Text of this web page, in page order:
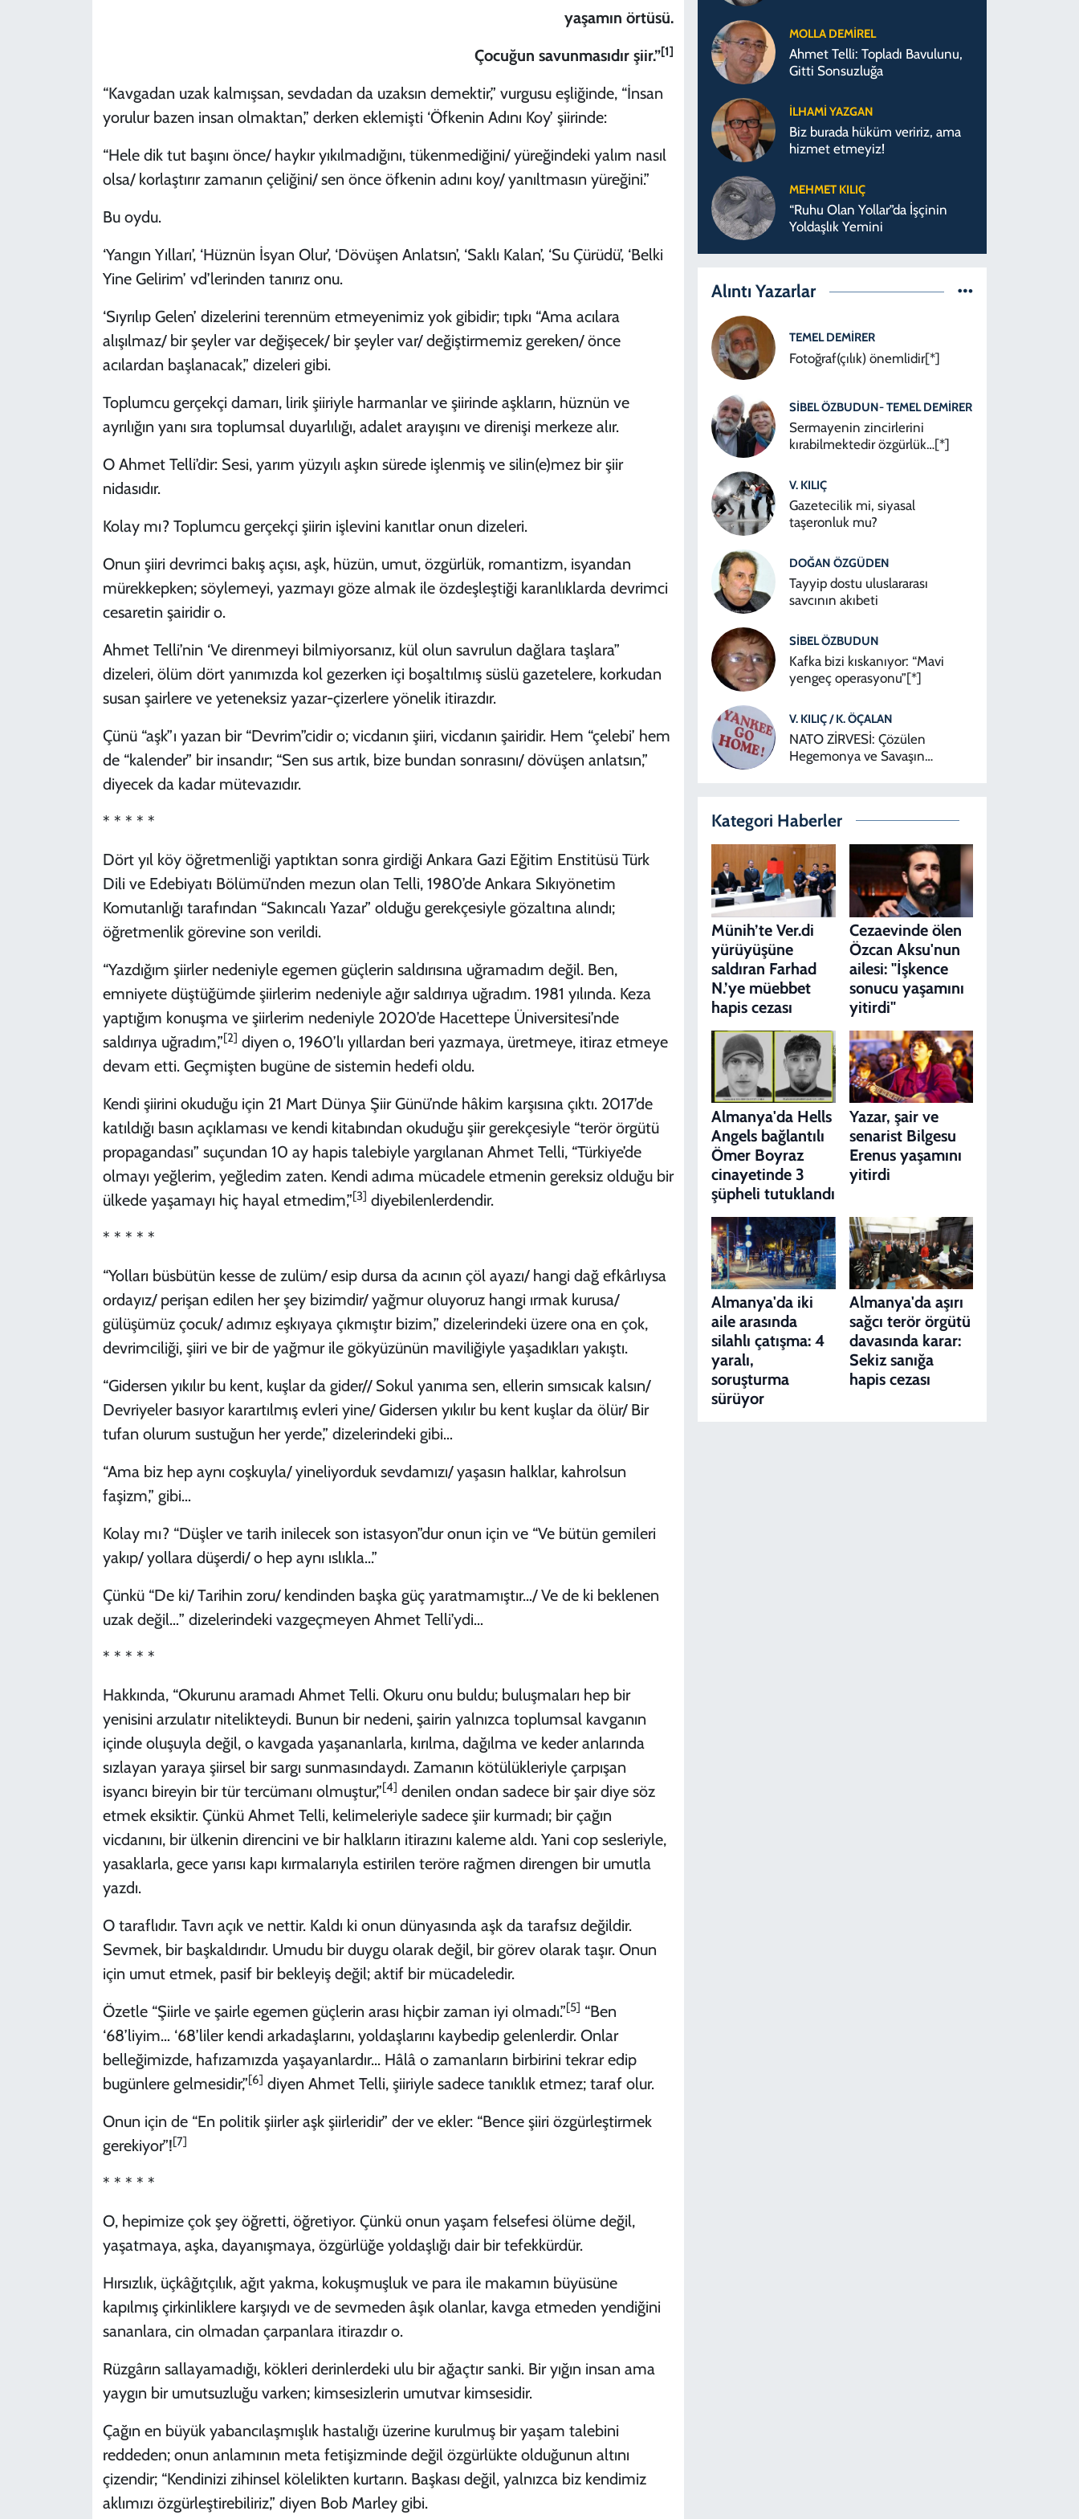
yaşamın örtüsü.
Çocuğun savunmasıdır şiir.”[1]
“Kavgadan uzak kalmışsan, sevdadan da uzaksın demektir,” vurgusu eşliğinde, “İnsan
yorulur bazen insan olmaktan,” derken eklemişti ‘Öfkenin Adını Koy’ şiirinde:
“Hele dik tut başını önce/ haykır yıkılmadığını, tükenmediğini/ yüreğindeki yalım nasıl
olsa/ korlaştırır zamanın çeliğini/ sen önce öfkenin adını koy/ yanıltmasın yüreğini.”
Bu oydu.
‘Yangın Yılları’, ‘Hüznün İsyan Olur’, ‘Dövüşen Anlatsın’, ‘Saklı Kalan’, ‘Su Çürüdü’, ‘Belki
Yine Gelirim’ vd’lerinden tanırız onu.
‘Sıyrılıp Gelen’ dizelerini terennüm etmeyenimiz yok gibidir; tıpkı “Ama acılara
alışılmaz/ bir şeyler var değişecek/ bir şeyler var/ değiştirmemiz gereken/ önce
acılardan başlanacak,” dizeleri gibi.
Toplumcu gerçekçi damarı, lirik şiiriyle harmanlar ve şiirinde aşkların, hüznün ve
ayrılığın yanı sıra toplumsal duyarlılığı, adalet arayışını ve direnişi merkeze alır.
O Ahmet Telli’dir: Sesi, yarım yüzyılı aşkın sürede işlenmiş ve silin(e)mez bir şiir
nidasıdır.
Kolay mı? Toplumcu gerçekçi şiirin işlevini kanıtlar onun dizeleri.
Onun şiiri devrimci bakış açısı, aşk, hüzün, umut, özgürlük, romantizm, isyandan
mürekkepken; söylemeyi, yazmayı göze almak ile özdeşleştiği karanlıklarda devrimci
cesaretin şairidir o.
Ahmet Telli’nin ‘Ve direnmeyi bilmiyorsanız, kül olun savrulun dağlara taşlara”
dizeleri, ölüm dört yanımızda kol gezerken içi boşaltılmış süslü gazetelere, korkudan
susan şairlere ve yeteneksiz yazar-çizerlere yönelik itirazdır.
Çünü “aşk”ı yazan bir “Devrim”cidir o; vicdanın şiiri, vicdanın şairidir. Hem “çelebi’ hem
de “kalender” bir insandır; “Sen sus artık, bize bundan sonrasını/ dövüşen anlatsın,”
diyecek da kadar mütevazıdır.
* * * * *
Dört yıl köy öğretmenliği yaptıktan sonra girdiği Ankara Gazi Eğitim Enstitüsü Türk
Dili ve Edebiyatı Bölümü’nden mezun olan Telli, 1980’de Ankara Sıkıyönetim
Komutanlığı tarafından “Sakıncalı Yazar” olduğu gerekçesiyle gözaltına alındı;
öğretmenlik görevine son verildi.
“Yazdığım şiirler nedeniyle egemen güçlerin saldırısına uğramadım değil. Ben,
emniyete düştüğümde şiirlerim nedeniyle ağır saldırıya uğradım. 1981 yılında. Keza
yaptığım konuşma ve şiirlerim nedeniyle 2020’de Hacettepe Üniversitesi’nde
saldırıya uğradım,”[2] diyen o, 1960’lı yıllardan beri yazmaya, üretmeye, itiraz etmeye
devam etti. Geçmişten bugüne de sistemin hedefi oldu.
Kendi şiirini okuduğu için 21 Mart Dünya Şiir Günü’nde hâkim karşısına çıktı. 2017’de
katıldığı basın açıklaması ve kendi kitabından okuduğu şiir gerekçesiyle “terör örgütü
propagandası” suçundan 10 ay hapis talebiyle yargılanan Ahmet Telli, “Türkiye’de
olmayı yeğlerim, yeğledim zaten. Kendi adıma mücadele etmenin gereksiz olduğu bir
ülkede yaşamayı hiç hayal etmedim,”[3] diyebilenlerdendir.
* * * * *
“Yolları büsbütün kesse de zulüm/ esip dursa da acının çöl ayazı/ hangi dağ efkârlıysa
ordayız/ perişan edilen her şey bizimdir/ yağmur oluyoruz hangi ırmak kurusa/
gülüşümüz çocuk/ adımız eşkıyaya çıkmıştır bizim,” dizelerindeki üzere ona en çok,
devrimciliği, şiiri ve bir de yağmur ile gökyüzünün maviliğiyle yaşadıkları yakıştı.
“Gidersen yıkılır bu kent, kuşlar da gider// Sokul yanıma sen, ellerin sımsıcak kalsın/
Devriyeler basıyor karartılmış evleri yine/ Gidersen yıkılır bu kent kuşlar da ölür/ Bir
tufan olurum sustuğun her yerde,” dizelerindeki gibi…
“Ama biz hep aynı coşkuyla/ yineliyorduk sevdamızı/ yaşasın halklar, kahrolsun
faşizm,” gibi…
Kolay mı? “Düşler ve tarih inilecek son istasyon”dur onun için ve “Ve bütün gemileri
yakıp/ yollara düşerdi/ o hep aynı ıslıkla...”
Çünkü “De ki/ Tarihin zoru/ kendinden başka güç yaratmamıştır…/ Ve de ki beklenen
uzak değil…” dizelerindeki vazgeçmeyen Ahmet Telli’ydi…
* * * * *
Hakkında, “Okurunu aramadı Ahmet Telli. Okuru onu buldu; buluşmaları hep bir
yenisini arzulatır nitelikteydi. Bunun bir nedeni, şairin yalnızca toplumsal kavganın
içinde oluşuyla değil, o kavgada yaşananlarla, kırılma, dağılma ve keder anlarında
sızlayan yaraya şiirsel bir sargı sunmasındaydı. Zamanın kötülükleriyle çarpışan
isyancı bireyin bir tür tercümanı olmuştur,”[4] denilen ondan sadece bir şair diye söz
etmek eksiktir. Çünkü Ahmet Telli, kelimeleriyle sadece şiir kurmadı; bir çağın
vicdanını, bir ülkenin direncini ve bir halkların itirazını kaleme aldı. Yani cop sesleriyle,
yasaklarla, gece yarısı kapı kırmalarıyla estirilen teröre rağmen direngen bir umutla
yazdı.
O taraflıdır. Tavrı açık ve nettir. Kaldı ki onun dünyasında aşk da tarafsız değildir.
Sevmek, bir başkaldırıdır. Umudu bir duygu olarak değil, bir görev olarak taşır. Onun
için umut etmek, pasif bir bekleyiş değil; aktif bir mücadeledir.
Özetle “Şiirle ve şairle egemen güçlerin arası hiçbir zaman iyi olmadı.”[5] “Ben
‘68’liyim… ‘68’liler kendi arkadaşlarını, yoldaşlarını kaybedip gelenlerdir. Onlar
belleğimizde, hafızamızda yaşayanlardır... Hâlâ o zamanların birbirini tekrar edip
bugünlere gelmesidir,”[6] diyen Ahmet Telli, şiiriyle sadece tanıklık etmez; taraf olur.
Onun için de “En politik şiirler aşk şiirleridir” der ve ekler: “Bence şiiri özgürleştirmek
gerekiyor”![7]
* * * * *
O, hepimize çok şey öğretti, öğretiyor. Çünkü onun yaşam felsefesi ölüme değil,
yaşatmaya, aşka, dayanışmaya, özgürlüğe yoldaşlığı dair bir tefekkürdür.
Hırsızlık, üçkâğıtçılık, ağıt yakma, kokuşmuşluk ve para ile makamın büyüsüne
kapılmış çirkinliklere karşıydı ve de sevmeden âşık olanlar, kavga etmeden yendiğini
sananlara, cin olmadan çarpanlara itirazdır o.
Rüzgârın sallayamadığı, kökleri derinlerdeki ulu bir ağaçtır sanki. Bir yığın insan ama
yaygın bir umutsuzluğu varken; kimsesizlerin umutvar kimsesidir.
Çağın en büyük yabancılaşmışlık hastalığı üzerine kurulmuş bir yaşam talebini
reddeden; onun anlamının meta fetişizminde değil özgürlükte olduğunun altını
çizendir; “Kendinizi zihinsel kölelikten kurtarın. Başkası değil, yalnızca biz kendimiz
aklımızı özgürleştirebiliriz,” diyen Bob Marley gibi.
MOLLA DEMIREL
Ahmet Telli: Topladı Bavulunu,
Gitti Sonsuzluğa
İLHAMI YAZGAN
Biz burada hüküm veririz, ama
hizmet etmeyiz!
MEHMET KILIÇ
“Ruhu Olan Yollar”da İşçinin
Yoldaşlık Yemini
Alıntı Yazarlar
TEMEL DEMIRER
Fotoğraf(çılık) önemlidir[*]
SIBEL ÖZBUDUN- TEMEL DEMIRER
Sermayenin zincirlerini
kırabilmektedir özgürlük…[*]
V. KILIÇ
Gazetecilik mi, siyasal
taşeronluk mu?
DOĞAN ÖZGÜDEN
Tayyip dostu uluslararası
savcının akıbeti
SIBEL ÖZBUDUN
Kafka bizi kıskanıyor: “Mavi
yengeç operasyonu”[*]
V. KILIÇ / K. ÖÇALAN
NATO ZİRVESİ: Çözülen
Hegemonya ve Savaşın
Kategori Haberler
Münih’te Ver.di
yürüyüşüne
saldıran Farhad
N.’ye müebbet
hapis cezası
Cezaevinde ölen
Özcan Aksu'nun
ailesi: "İşkence
sonucu yaşamını
yitirdi"
Almanya'da Hells
Angels bağlantılı
Ömer Boyraz
cinayetinde 3
şüpheli tutuklandı
Yazar, şair ve
senarist Bilgesu
Erenus yaşamını
yitirdi
Almanya'da iki
aile arasında
silahlı çatışma: 4
yaralı,
soruşturma
sürüyor
Almanya'da aşırı
sağcı terör örgütü
davasında karar:
Sekiz sanığa
hapis cezası